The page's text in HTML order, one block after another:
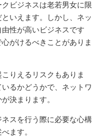
ビジネスは老若男女に限
いえます。しかし、ネッ
性が高いビジネスです
がけるべきことがありま
りえるリスクもありま
るかどうかで、ネットワ
決まります。
スを行う際に必要な心構
ます。